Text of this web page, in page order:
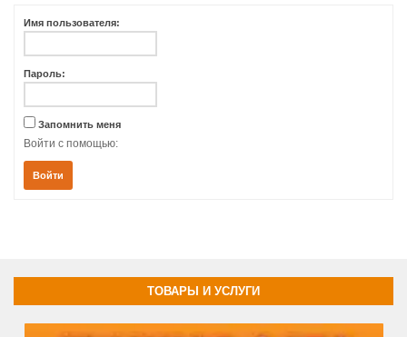
Имя пользователя:
Пароль:
Запомнить меня
Войти с помощью:
Войти
ТОВАРЫ И УСЛУГИ